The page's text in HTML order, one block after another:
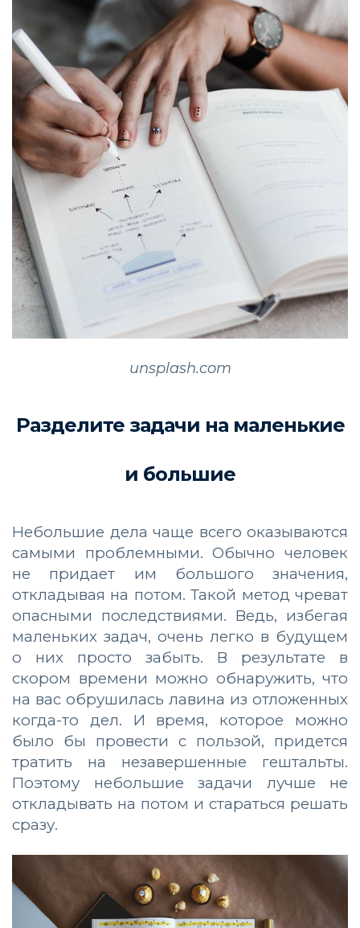
unsplash.com
Разделите задачи на маленькие
и большие
Небольшие дела чаще всего оказываются
самыми проблемными. Обычно человек
не придает им большого значения,
откладывая на потом. Такой метод чреват
опасными последствиями. Ведь, избегая
маленьких задач, очень легко в будущем
о них просто забыть. В результате в
скором времени можно обнаружить, что
на вас обрушилась лавина из отложенных
когда-то дел. И время, которое можно
было бы провести с пользой, придется
тратить на незавершенные гештальты.
Поэтому небольшие задачи лучше не
откладывать на потом и стараться решать
сразу.